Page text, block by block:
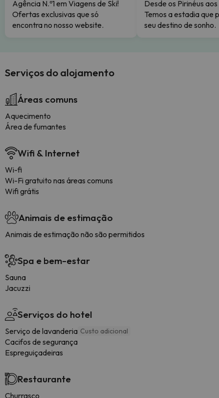
Agência N.º1 em Viagens de Ski!
Ofertas exclusivas que só
encontra no nosso website.
Desde os Pirinéus
Temos a estadia que
seu destino de sonho.
Serviços do alojamento
Áreas comuns
Aquecimento
Área de fumantes
Wifi & Internet
Wi-fi
Wi-Fi gratuito nas áreas comuns
Wifi grátis
Animais de estimação
Animais de estimação não são permitidos
Spa e bem-estar
Sauna
Jacuzzi
Serviços do hotel
Serviço de lavanderia Custo adicional
Cacifos de segurança
Espreguiçadeiras
Restaurante
Churrasco